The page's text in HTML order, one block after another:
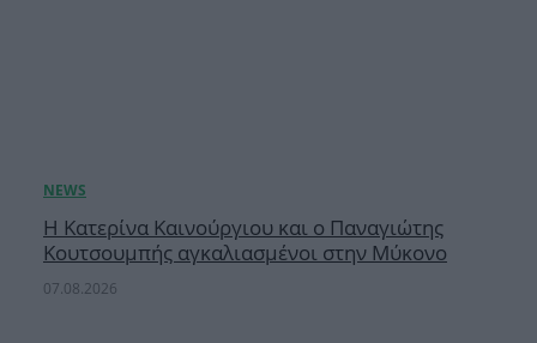
Η Κατερίνα Καινούργιου και ο Παναγιώτης
Κουτσουμπής αγκαλιασμένοι στην Μύκονο
07.08.2026